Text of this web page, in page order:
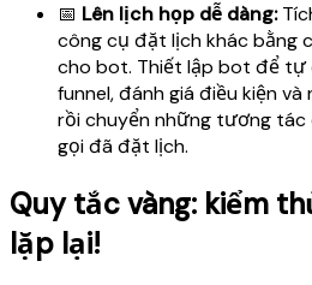
📅 Lên lịch họp dễ dàng:
công cụ đặt lịch khác bằng
cho bot. Thiết lập bot để tự
funnel, đánh giá điều kiện
rồi chuyển những tương
gọi đã đặt lịch.
Quy tắc vàng: kiểm
lặp lại!